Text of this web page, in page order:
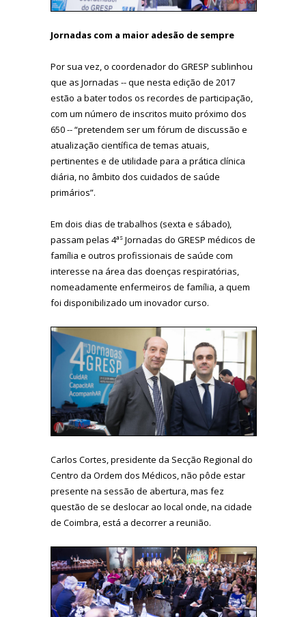
Jornadas com a maior adesão de sempre
Por sua vez, o coordenador do GRESP sublinhou
que as Jornadas -- que nesta edição de 2017
estão a bater todos os recordes de participação,
com um número de inscritos muito próximo dos
650 -- “pretendem ser um fórum de discussão e
atualização científica de temas atuais,
pertinentes e de utilidade para a prática clínica
diária, no âmbito dos cuidados de saúde
primários”.
Em dois dias de trabalhos (sexta e sábado),
passam pelas 4as Jornadas do GRESP médicos de
família e outros profissionais de saúde com
interesse na área das doenças respiratórias,
nomeadamente enfermeiros de família, a quem
foi disponibilizado um inovador curso.
Carlos Cortes, presidente da Secção Regional do
Centro da Ordem dos Médicos, não pôde estar
presente na sessão de abertura, mas fez
questão de se deslocar ao local onde, na cidade
de Coimbra, está a decorrer a reunião.